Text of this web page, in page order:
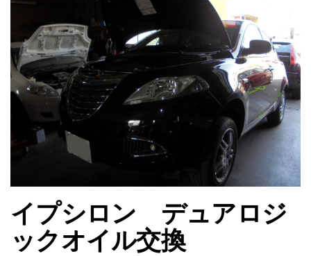
え
イプシロン デュアロジ
ックオイル交換